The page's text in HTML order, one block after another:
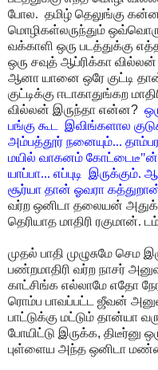
போல. தமிழ் தெலுங்கு
மொழிகள்லருந்தும்
வக்காளி ஒரு படத்துக்கு
ஒரு சவுத் ஆப்ரிக்கா
ஆனா யானை ஒரே குட்டி
குட்டிக்கு ஈடாகாதுங்கற
வில்லன் இருந்தா என்ன?
பங்கு கூட இவிங்களால
அம்பத்தூர் நனையும்...
மயில் வாகனம்
யாப்பா... எப்புடி
இருக்கும்.
சூர்யா தான் ஓவரா
வர்ற ஒனிடா தலையன்
தெரியாத மாதிரி ரகுமான்.
முதல் பாதி முழுசுமே செம
பண்றமாதிரி வர்ற நாசர்
காட்சிங்க எல்லாமே எதோ
ரொம்ப பாவப்பட்ட ஜீவன்
பாட்டுக்கு மட்டும் தான்யா
போயிட்டு இருக்க, திடீர்னு
புள்ளைய அந்த ஒனிடா